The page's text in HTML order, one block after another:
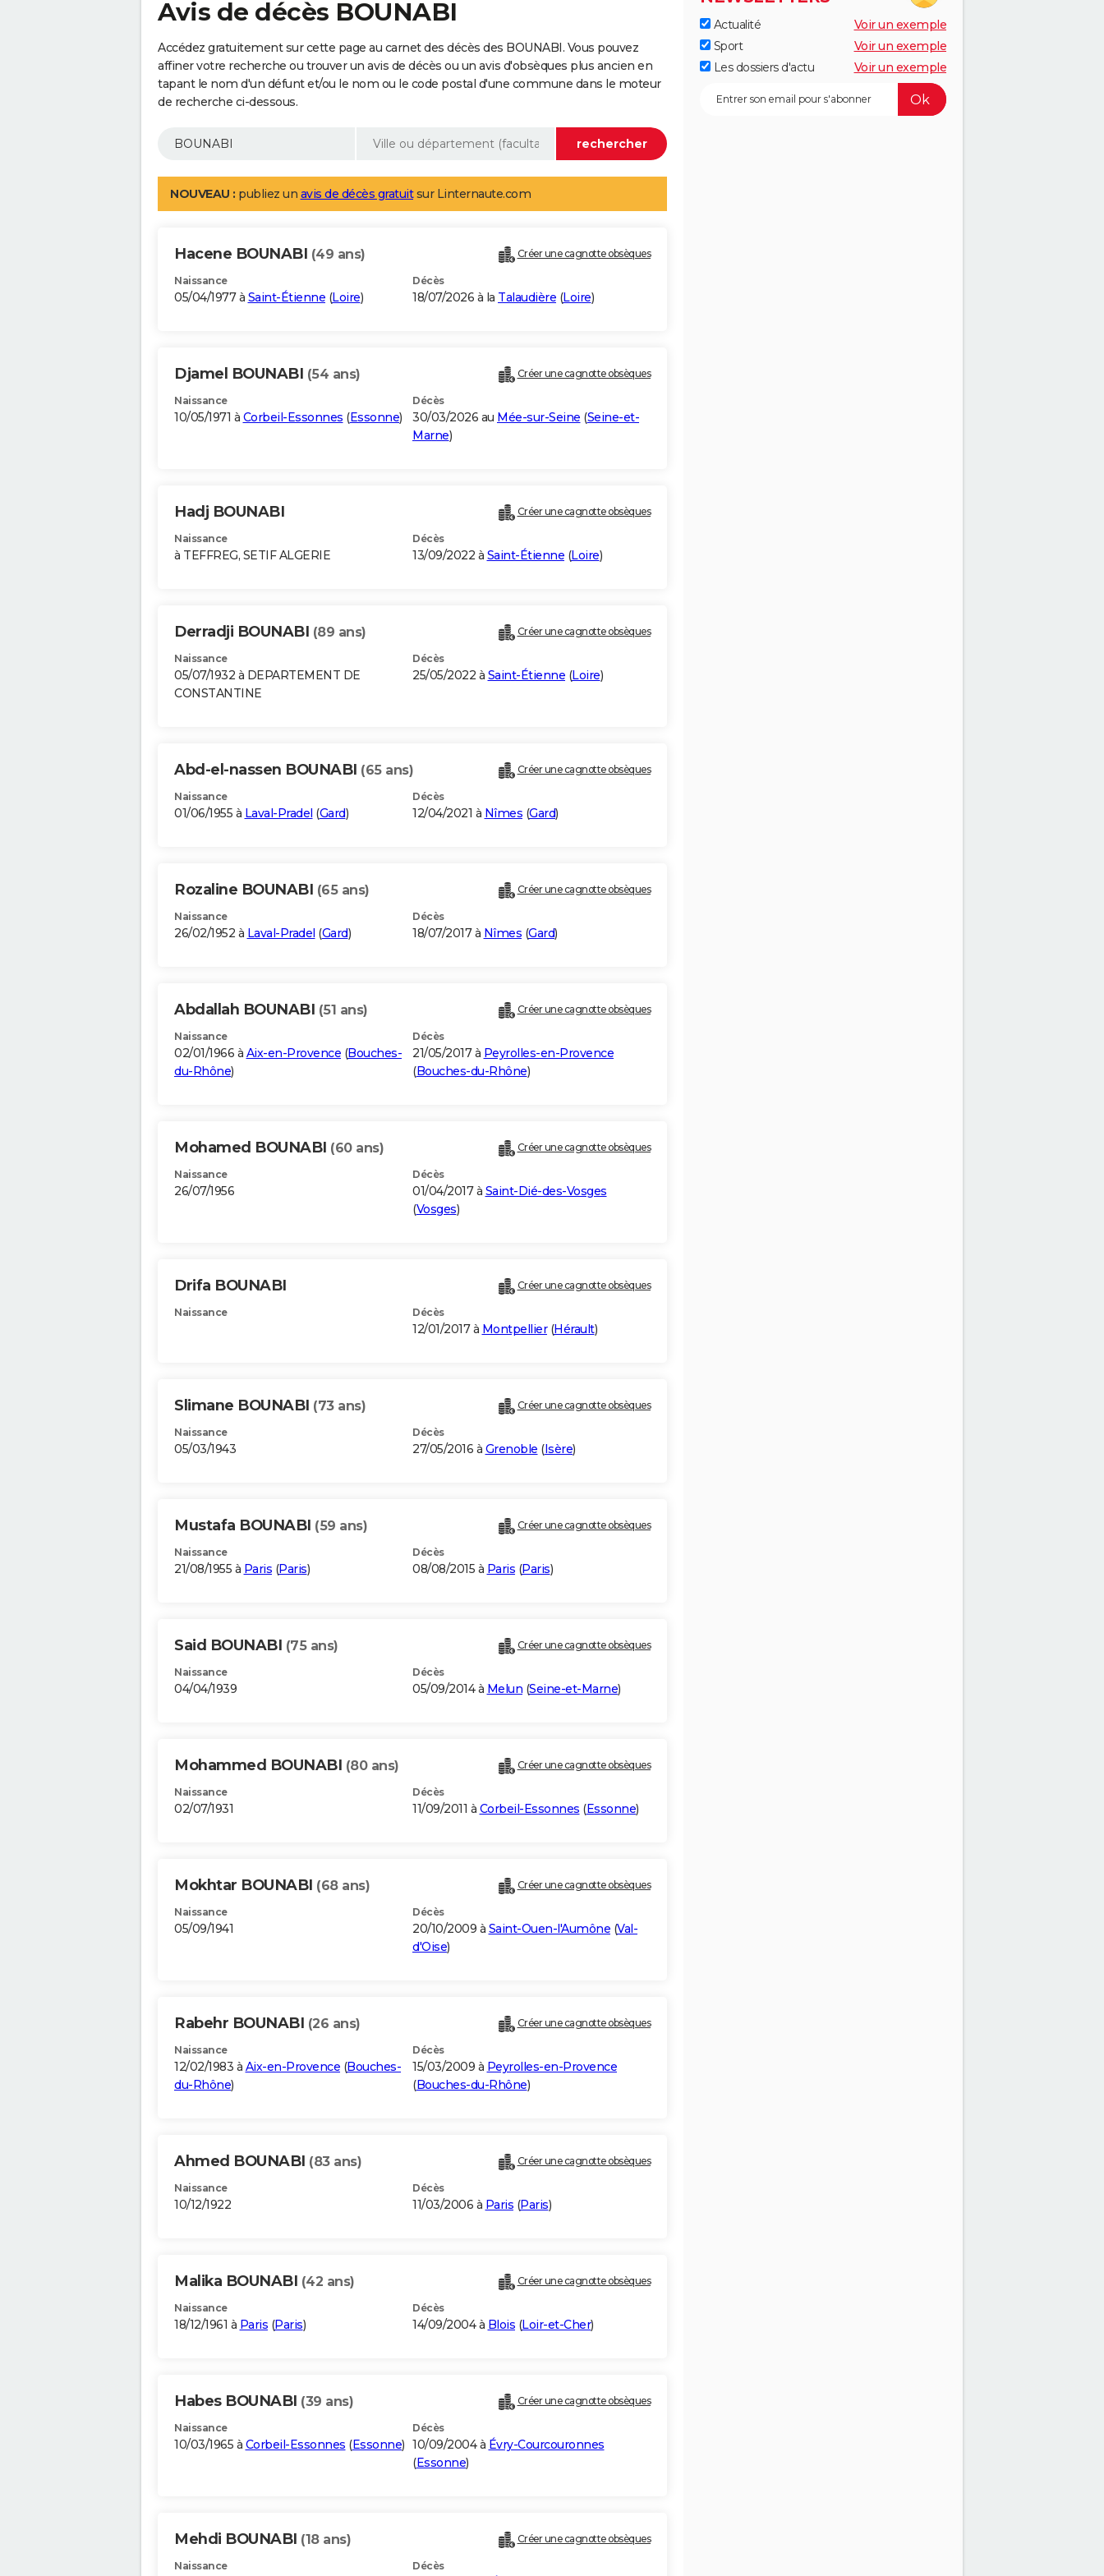
Avis de décès BOUNABI
Accédez gratuitement sur cette page au carnet des décès des BOUNABI. Vous pouvez
affiner votre recherche ou trouver un avis de décès ou un avis d'obsèques plus ancien en
tapant le nom d'un défunt et/ou le nom ou le code postal d'une commune dans le moteur
de recherche ci-dessous.
NOUVEAU : publiez un avis de décès gratuitsur Linternaute.com
Hacene BOUNABI (49 ans) Créer une cagnotte obsèques
Naissance
05/04/1977 à Saint-Étienne (Loire)
Décès
18/07/2026 à la Talaudière (Loire)
Djamel BOUNABI (54 ans) Créer une cagnotte obsèques
Naissance
10/05/1971 à Corbeil-Essonnes (Essonne)
Décès
30/03/2026 au Mée-sur-Seine (Seine-et-
Marne)
Hadj BOUNABI Créer une cagnotte obsèques
Naissance
à TEFFREG, SETIF ALGERIE
Décès
13/09/2022 à Saint-Étienne (Loire)
Derradji BOUNABI (89 ans) Créer une cagnotte obsèques
Naissance
05/07/1932 à DEPARTEMENT DE
CONSTANTINE
Décès
25/05/2022 à Saint-Étienne (Loire)
Abd-el-nassen BOUNABI (65 ans) Créer une cagnotte obsèques
Naissance
01/06/1955 à Laval-Pradel (Gard)
Décès
12/04/2021 à Nîmes (Gard)
Rozaline BOUNABI (65 ans) Créer une cagnotte obsèques
Naissance
26/02/1952 à Laval-Pradel (Gard)
Décès
18/07/2017 à Nîmes (Gard)
Abdallah BOUNABI (51 ans) Créer une cagnotte obsèques
Naissance
02/01/1966 à Aix-en-Provence (Bouches-
du-Rhône)
Décès
21/05/2017 à Peyrolles-en-Provence
(Bouches-du-Rhône)
Mohamed BOUNABI (60 ans) Créer une cagnotte obsèques
Naissance
26/07/1956
Décès
01/04/2017 à Saint-Dié-des-Vosges
(Vosges)
Drifa BOUNABI Créer une cagnotte obsèques
Naissance Décès
12/01/2017 à Montpellier(Hérault)
Slimane BOUNABI (73 ans) Créer une cagnotte obsèques
Naissance
05/03/1943
Décès
27/05/2016 à Grenoble (Isère)
Mustafa BOUNABI (59 ans) Créer une cagnotte obsèques
Naissance
21/08/1955 à Paris (Paris)
Décès
08/08/2015 à Paris (Paris)
Said BOUNABI (75 ans) Créer une cagnotte obsèques
Naissance
04/04/1939
Décès
05/09/2014 à Melun (Seine-et-Marne)
Mohammed BOUNABI (80 ans) Créer une cagnotte obsèques
Naissance
02/07/1931
Décès
11/09/2011 à Corbeil-Essonnes (Essonne)
Mokhtar BOUNABI (68 ans) Créer une cagnotte obsèques
Naissance
05/09/1941
Décès
20/10/2009 à Saint-Ouen-l'Aumône (Val-
d'Oise)
Rabehr BOUNABI (26 ans) Créer une cagnotte obsèques
Naissance
12/02/1983 à Aix-en-Provence (Bouches-
du-Rhône)
Décès
15/03/2009 à Peyrolles-en-Provence
(Bouches-du-Rhône)
Ahmed BOUNABI (83 ans) Créer une cagnotte obsèques
Naissance
10/12/1922
Décès
11/03/2006 à Paris (Paris)
Malika BOUNABI (42 ans) Créer une cagnotte obsèques
Naissance
18/12/1961 à Paris (Paris)
Décès
14/09/2004 à Blois (Loir-et-Cher)
Habes BOUNABI (39 ans) Créer une cagnotte obsèques
Naissance
10/03/1965 à Corbeil-Essonnes (Essonne)
Décès
10/09/2004 à Évry-Courcouronnes
(Essonne)
Mehdi BOUNABI (18 ans) Créer une cagnotte obsèques
Naissance Décès
Actualité
Voir un exemple
Sport
Voir un exemple
Les dossiers d'actu
Voir un exemple